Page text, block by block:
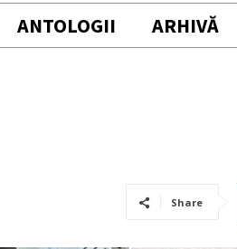
ANTOLOGII ARHIVĂ
Share